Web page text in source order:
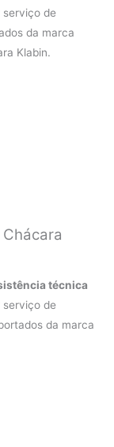
de
da marca
Klabin.
técnica
de
da marca